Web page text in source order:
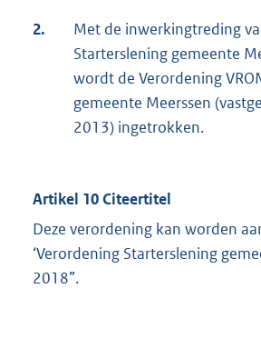
2.
Met de inwerkingtreding
Starterslening gemeente
wordt de Verordening
gemeente Meerssen
2013) ingetrokken.
Artikel 10 Citeertitel
Deze verordening kan worden
‘Verordening Starterslening
2018”.